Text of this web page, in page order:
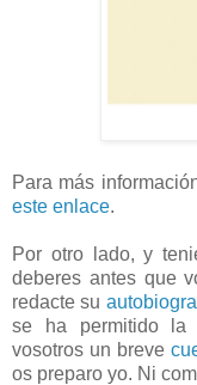
Para más
este enlace.
Por otro lado, y
deberes antes que
redacte su
se ha permitido la
vosotros un breve
os preparo yo. Ni